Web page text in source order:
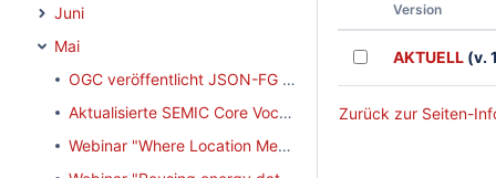
Juni
Mai
OGC veröffentlicht JSON-FG Standard
Aktualisierte SEMIC Core Vocabularies und neues Core Vocabularies Handbook 2.0.0 veröffentlicht
Webinar "Where Location Meets AI - Get started with GeoAI" am 10.06.2026
Version
AKTUELL (v.
Zurück zur Seiten-